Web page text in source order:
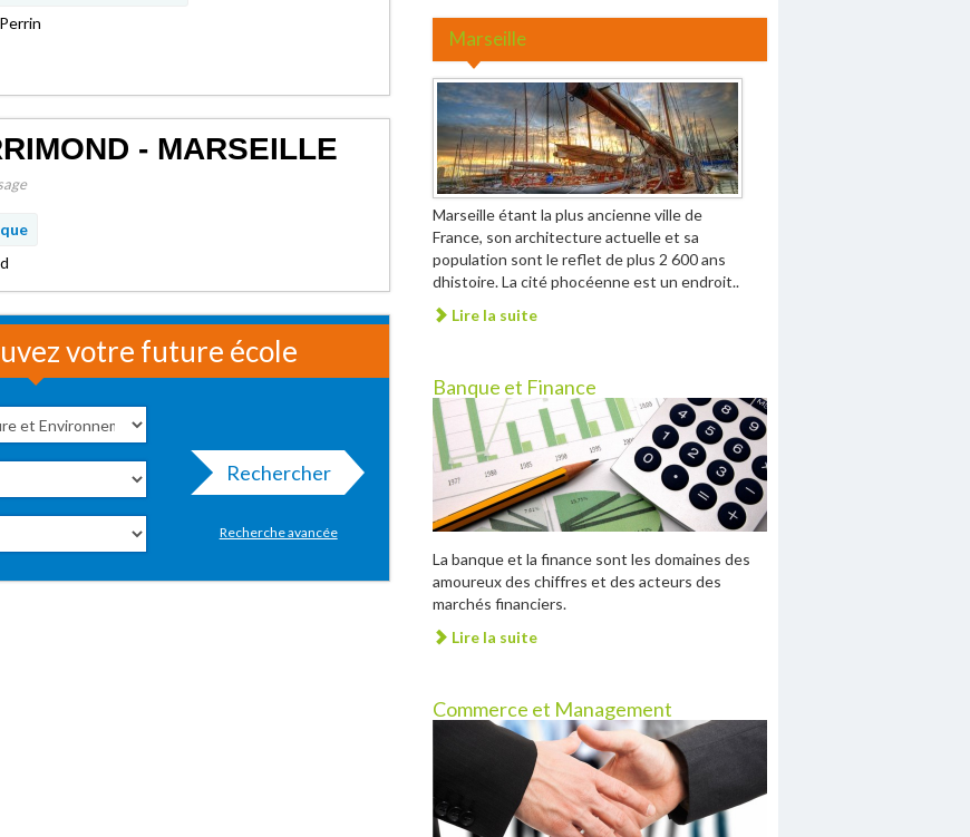
- MARSEILLE
votre future école
Rechercher
Recherche avancée
Marseille
Marseille étant la plus ancienne ville de
France, son architecture actuelle et sa
population sont le reflet de plus 2 600 ans
dhistoire. La cité phocéenne est un endroit..
Lire la suite
Banque et Finance
La banque et la finance sont les domaines des
amoureux des chiffres et des acteurs des
marchés financiers.
Lire la suite
Commerce et Management